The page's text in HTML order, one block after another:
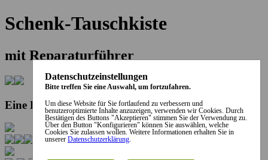
Schenk-Tauschkiste
mit Reparaturführer
Eine Kooperation der Stadt und des Landkreises...
Datenschutzeinstellungen
Bitte treffen Sie eine Auswahl, um fortzufahren.
Um diese Website für Sie fortlaufend zu verbessern und
benutzeroptimierte Inhalte anzuzeigen, verwenden wir Cookies. Durch
Bestätigen des Buttons "Akzeptieren" stimmen Sie der Verwendung zu.
Über den Button "Konfigurieren" können Sie auswählen, welche
Cookies Sie zulassen wollen. Weitere Informationen erhalten Sie in
unserer Datenschutzerklärung.